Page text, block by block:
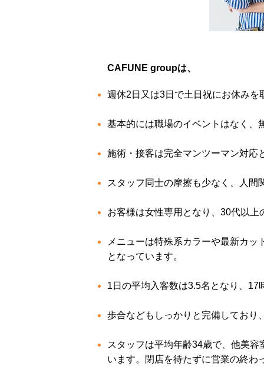
CAFUNE groupは、
週休2日又は3日で土日祝にお休みを
基本的には職場のイベントはなく、
施術・ 接客は完全マンツーマン対応
スタッフ同士の摩擦も少なく、人
お客様は女性専用となり、30代以
メニューは特殊系カラーや最新カ
となっています。
1日の平均入客数は3.5名となり、
歩合などもしっかりと完備しており
スタッフは平均年齢34歳で、他美
います。閉店を待たずに営業の終わ